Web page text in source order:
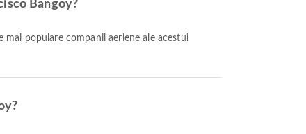
Bangoy?
mai populare companii aeriene ale acestui